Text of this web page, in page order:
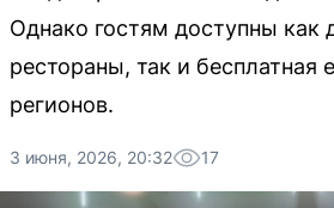
Однако гостям доступны как
рестораны, так и бесплатная
регионов.
3 июня, 2026, 20:32 17